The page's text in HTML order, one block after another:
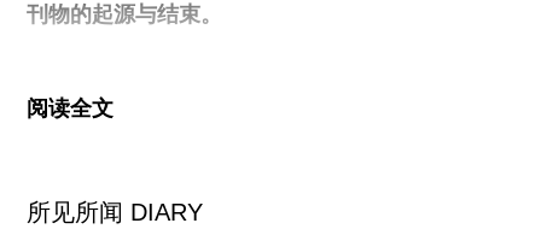
刊物的起源与结束。
学的MFA项目读第二学期的刻成，当时的想法是希
就如一场无主题的、有灵活性的群展那样。
阅读全文
所见所闻 DIARY